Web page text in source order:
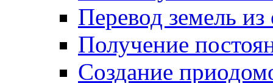
Перевод земель
Получение
Создание